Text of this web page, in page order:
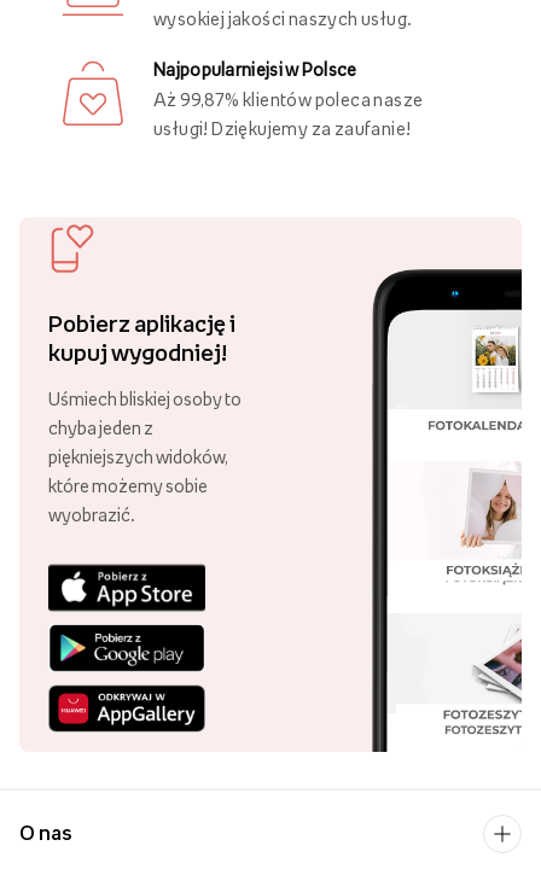
wysokiej jakości naszych usług.
Najpopularniejsi w Polsce
Aż 99,87% klientów poleca nasze
usługi! Dziękujemy za zaufanie!
Pobierz aplikację i
kupuj wygodniej!
Uśmiech bliskiej osoby to
chyba jeden z
piękniejszych widoków,
które możemy sobie
wyobrazić.
O nas